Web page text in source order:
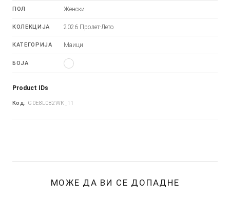
ПОЛ Женски
КОЛЕКЦИЈА 2026 Пролет-Лето
КАТЕГОРИЈА Маици
БОЈА
Product IDs
Код: G0E8L082WK_11
МОЖЕ ДА ВИ СЕ ДОПАДНЕ